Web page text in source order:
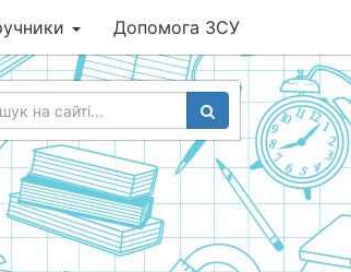
Допомога ЗСУ